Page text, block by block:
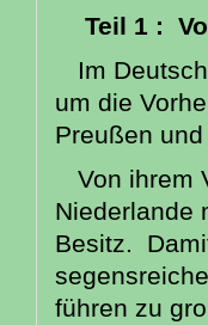
Teil 1 :
Im
um die
Preußen
Von ihrem
Niederlande
Besitz.
führen zu